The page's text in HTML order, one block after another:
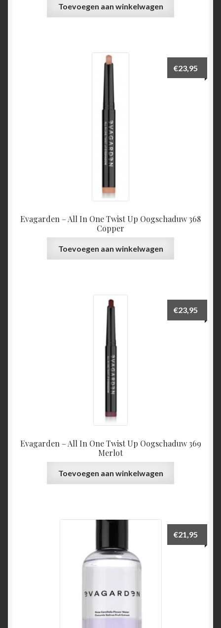
Toevoegen aan winkelwagen
Evagarden – All In One Twist Up Oogschaduw 368
Copper
€23,95
Toevoegen aan winkelwagen
Evagarden – All In One Twist Up Oogschaduw 369
Merlot
€23,95
Toevoegen aan winkelwagen
€21,95